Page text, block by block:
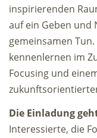
inspirierenden
auf ein Geben und
gemeinsamen
kennenlernen im
Focusing und
Die Einladung
Interessierte, die